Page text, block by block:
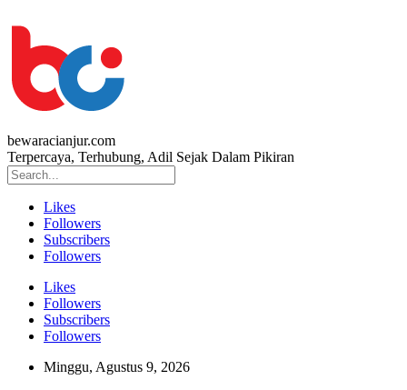
bewaracianjur.com
Terpercaya, Terhubung, Adil Sejak Dalam Pikiran
Likes
Followers
Subscribers
Followers
Likes
Followers
Subscribers
Followers
Minggu, Agustus 9, 2026